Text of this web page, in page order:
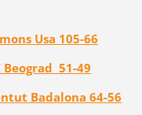
Usa 105-66
Beograd 51-49
Badalona 64-56